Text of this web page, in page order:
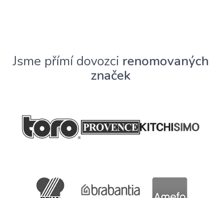
Jsme přímí dovozci renomovaných
značek